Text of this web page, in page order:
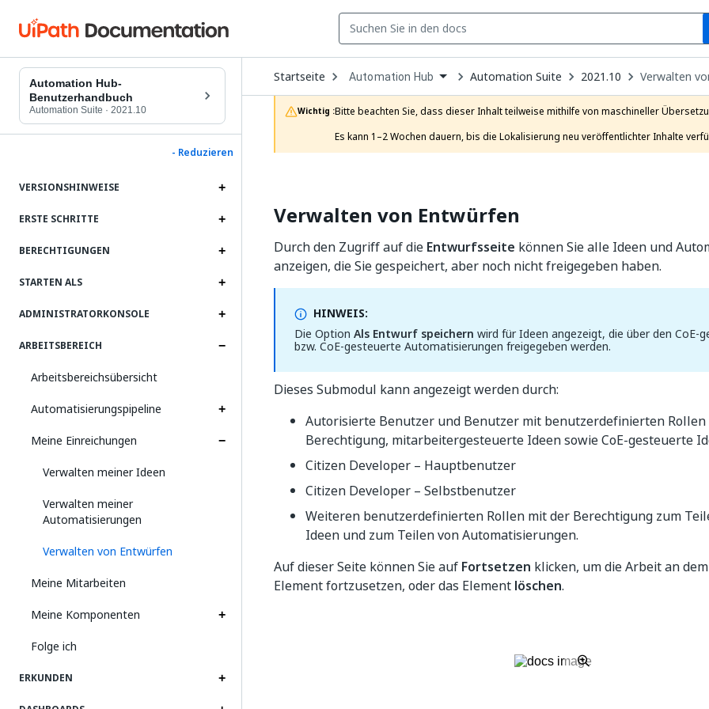
Automation Hub-
Benutzerhandbuch
Automation Suite · 2021.10
- Reduzieren
VERSIONSHINWEISE
ERSTE SCHRITTE
BERECHTIGUNGEN
STARTEN ALS
ADMINISTRATORKONSOLE
ARBEITSBEREICH
Arbeitsbereichsübersicht
Automatisierungspipeline
Meine Einreichungen
Verwalten meiner Ideen
Verwalten meiner
Automatisierungen
Verwalten von Entwürfen
Meine Mitarbeiten
Meine Komponenten
Folge ich
ERKUNDEN
Startseite Open
Dropdown
to
choose
product
Automation Hub Automation Suite 2021.10 Verwalten
Wichtig :Bitte beachten Sie, dass dieser Inhalt teilweise mithilfe von maschineller
Es kann 1–2 Wochen dauern, bis die Lokalisierung neu veröffentlichter Inhalte
Verwalten von Entwürfen
Durch den Zugriff auf die Entwurfsseite können Sie alle Ideen und
anzeigen, die Sie gespeichert, aber noch nicht freigegeben haben.
HINWEIS:
Die Option Als Entwurf speichern wird für Ideen angezeigt, die über den CoE-
bzw. CoE-gesteuerte Automatisierungen freigegeben werden.
Dieses Submodul kann angezeigt werden durch:
Autorisierte Benutzer und Benutzer mit benutzerdefinierten
Berechtigung, mitarbeitergesteuerte Ideen sowie CoE-gesteuerte
Citizen Developer – Hauptbenutzer
Citizen Developer – Selbstbenutzer
Weiteren benutzerdefinierten Rollen mit der Berechtigung zum
Ideen und zum Teilen von Automatisierungen.
Auf dieser Seite können Sie auf Fortsetzen klicken, um die Arbeit an
Element fortzusetzen, oder das Element löschen.